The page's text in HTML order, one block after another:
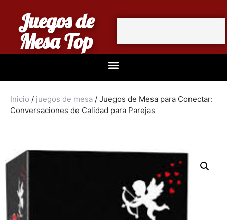
Juegos de
Mesa Top
Inicio / juegos de mesa / Juegos de Mesa para Conectar:
Conversaciones de Calidad para Parejas